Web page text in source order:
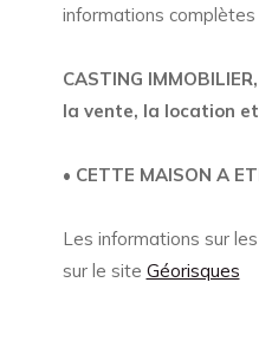
informations
CASTING
la vente, la location
• CETTE MAISON A
Les informations sur
sur le site Géorisques